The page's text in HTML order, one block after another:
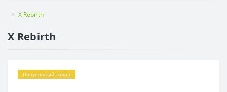
X Rebirth
X Rebirth
Популярный товар